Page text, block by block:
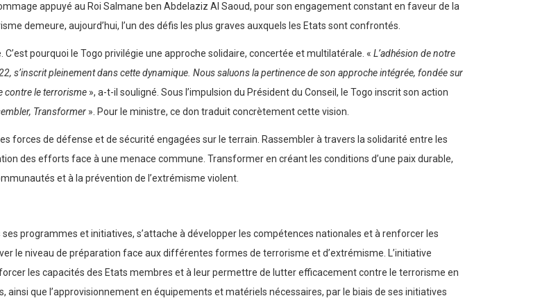
appuyé au Roi Salmane ben Abdelaziz Al Saoud, pour son engagement constant en faveur de la
demeure, aujourd’hui, l’un des défis les plus graves auxquels les Etats sont confrontés.
pourquoi le Togo privilégie une approche solidaire, concertée et multilatérale. « L’adhésion de notre
s’inscrit pleinement dans cette dynamique. Nous saluons la pertinence de son approche intégrée, fondée sur
contre le terrorisme », a-t-il souligné. Sous l’impulsion du Président du Conseil, le Togo inscrit son action
Transformer ». Pour le ministre, ce don traduit concrètement cette vision.
forces de défense et de sécurité engagées sur le terrain. Rassembler à travers la solidarité entre les
des efforts face à une menace commune. Transformer en créant les conditions d’une paix durable,
et à la prévention de l’extrémisme violent.
programmes et initiatives, s’attache à développer les compétences nationales et à renforcer les
le niveau de préparation face aux différentes formes de terrorisme et d’extrémisme. L’initiative
les capacités des Etats membres et à leur permettre de lutter efficacement contre le terrorisme en
que l’approvisionnement en équipements et matériels nécessaires, par le biais de ses initiatives